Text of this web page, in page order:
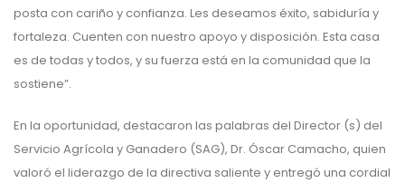
posta con cariño y confianza. Les deseamos éxito, sabiduría y
fortaleza. Cuenten con nuestro apoyo y disposición. Esta casa
es de todas y todos, y su fuerza está en la comunidad que la
sostiene”.
En la oportunidad, destacaron las palabras del Director (s) del
Servicio Agrícola y Ganadero (SAG), Dr. Óscar Camacho, quien
valoró el liderazgo de la directiva saliente y entregó una cordial